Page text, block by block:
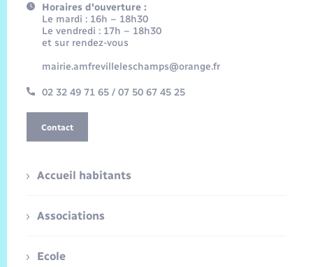
Horaires d'ouverture :
Le mardi : 16h – 18h30
Le vendredi : 17h – 18h30
et sur rendez-vous
mairie.amfrevilleleschamps@orange.fr
02 32 49 71 65 / 07 50 67 45 25
Contact
Accueil habitants
Associations
Ecole